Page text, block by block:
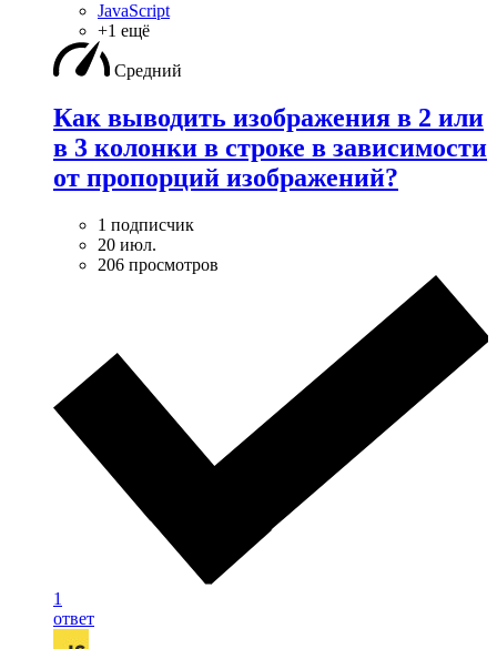
JavaScript
+1 ещё
Средний
Как выводить изображения в 2 или
в 3 колонки в строке в зависимости
от пропорций изображений?
1 подписчик
20 июл.
206 просмотров
1
ответ